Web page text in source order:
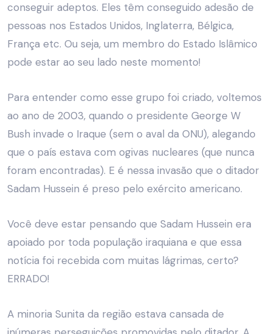
conseguir adeptos. Eles têm conseguido adesão de
pessoas nos Estados Unidos, Inglaterra, Bélgica,
França etc. Ou seja, um membro do Estado Islâmico
pode estar ao seu lado neste momento!
Para entender como esse grupo foi criado, voltemos
ao ano de 2003, quando o presidente George W
Bush invade o Iraque (sem o aval da ONU), alegando
que o país estava com ogivas nucleares (que nunca
foram encontradas). E é nessa invasão que o ditador
Sadam Hussein é preso pelo exército americano.
Você deve estar pensando que Sadam Hussein era
apoiado por toda população iraquiana e que essa
notícia foi recebida com muitas lágrimas, certo?
ERRADO!
A minoria Sunita da região estava cansada de